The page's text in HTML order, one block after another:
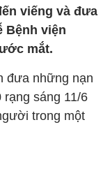
viếng và đưa
Bệnh viện
mắt.
đưa những nạn
rạng sáng 11/6
trong một